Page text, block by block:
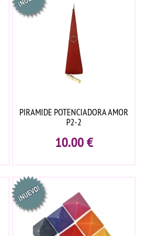
PIRAMIDE POTENCIADORA AMOR
P2-2
10.00€